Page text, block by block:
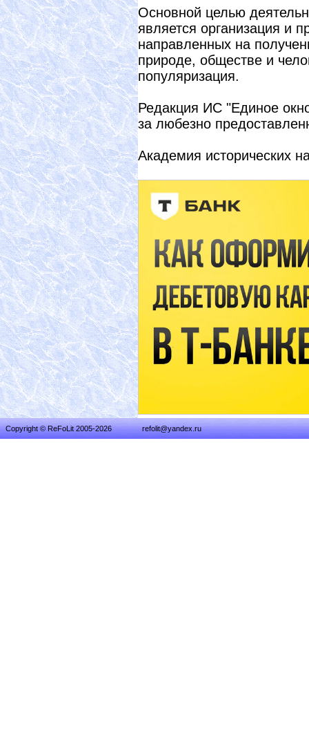
Основной целью
является организация и
направленных на
природе, обществе и
популяризация.
Редакция ИС "Единое
за любезно
Академия исторических
Copyright © ReFoLit 2005-2026 refolit@yandex.ru